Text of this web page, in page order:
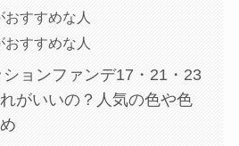
おすすめな人
おすすめな人
ョンファンデ17・21・23
がいいの？人気の色や色